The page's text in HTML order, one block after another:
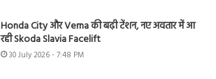
Honda City और Verna की बढ़ी टेंशन, नए अवतार में आ
रही Skoda Slavia Facelift
30 July 2026 - 7:48 PM